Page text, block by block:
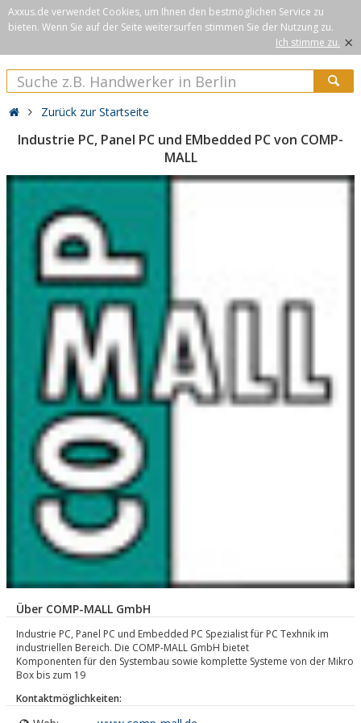
Axxus.de verwendet Cookies, um Ihnen den bestmöglichen Service zu
bieten. Wenn Sie auf der Seite weitersurfen stimmen Sie der Nutzung zu.
Ich stimme zu. ×
Zurück zur Startseite
Industrie PC, Panel PC und EMbedded PC von COMP-
MALL
Über COMP-MALL GmbH
Industrie PC, Panel PC und Embedded PC Spezialist für PC Texhnik im
industriellen Bereich. Die COMP-MALL GmbH bietet
Komponenten für den Systembau sowie komplette Systeme von der Mikro
Box bis zum 19
Kontaktmöglichkeiten: